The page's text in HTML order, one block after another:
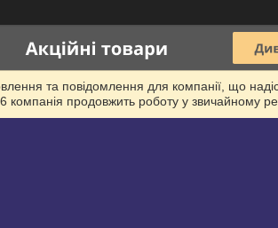
та повідомлення для компанії, що
компанія продовжить роботу у звичайному